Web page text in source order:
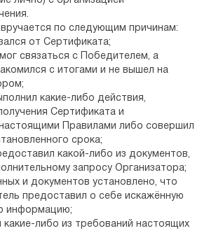
по следующим причинам:
от Сертификата;
связаться с Победителем, а
с итогами и не вышел на
какие-либо действия,
Сертификата и
Правилами либо совершил
срока;
какой-либо из документов,
запросу Организатора;
и документов установлено, что
предоставил о себе искажённую
информацию;
какие-либо из требований настоящих